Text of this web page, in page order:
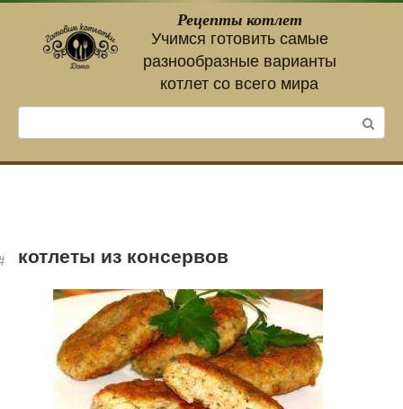
контенту
Рецепты котлет
Учимся готовить самые
разнообразные варианты
котлет со всего мира
котлеты из консервов